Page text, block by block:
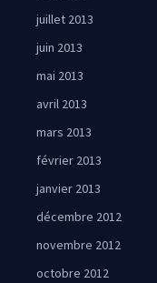
juillet 2013
juin 2013
mai 2013
avril 2013
mars 2013
février 2013
janvier 2013
décembre 2012
novembre 2012
octobre 2012